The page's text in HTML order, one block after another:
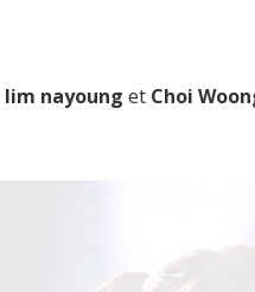
lim nayoung et Choi